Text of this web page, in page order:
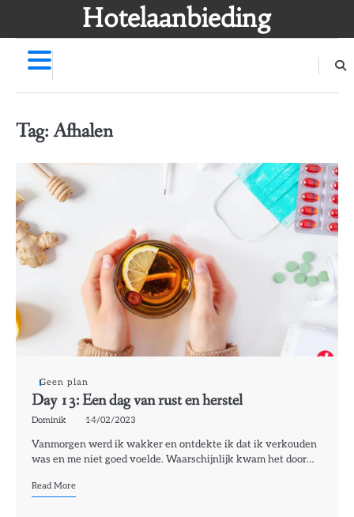
Hotelaanbieding
Tag:Afhalen
Geen plan
Day 13: Een dag van rust en herstel
Dominik 14/02/2023
Vanmorgen werd ik wakker en ontdekte ik dat ik verkouden
was en me niet goed voelde. Waarschijnlijk kwam het door…
Read More